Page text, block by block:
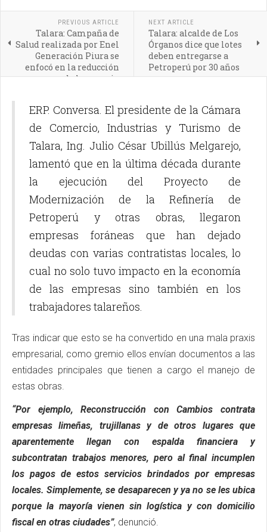
PREVIOUS ARTICLE
Talara: Campaña de
Salud realizada por Enel
Generación Piura se
enfocó en la reducción
de la anemia
NEXT ARTICLE
Talara: alcalde de Los
Órganos dice que lotes
deben entregarse a
Petroperú por 30 años
ERP. Conversa. El presidente de la Cámara
de Comercio, Industrias y Turismo de
Talara, Ing. Julio César Ubillús Melgarejo,
lamentó que en la última década durante
la ejecución del Proyecto de
Modernización de la Refinería de
Petroperú y otras obras, llegaron
empresas foráneas que han dejado
deudas con varias contratistas locales, lo
cual no solo tuvo impacto en la economía
de las empresas sino también en los
trabajadores talareños.
Tras indicar que esto se ha convertido en una mala praxis
empresarial, como gremio ellos envían documentos a las
entidades principales que tienen a cargo el manejo de
estas obras.
“Por ejemplo, Reconstrucción con Cambios contrata
empresas limeñas, trujillanas y de otros lugares que
aparentemente llegan con espalda financiera y
subcontratan trabajos menores, pero al final incumplen
los pagos de estos servicios brindados por empresas
locales. Simplemente, se desaparecen y ya no se les ubica
porque la mayoría vienen sin logística y con domicilio
fiscal en otras ciudades”, denunció.